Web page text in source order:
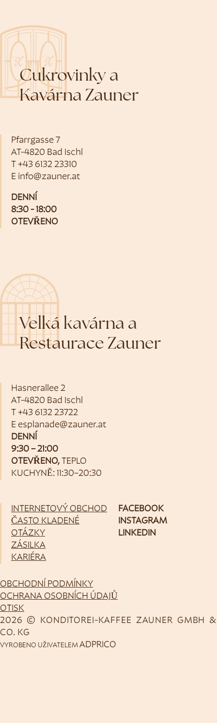
Cukrovinky a
Kavárna Zauner
Pfarrgasse 7
AT-4820 Bad Ischl
T +43 6132 23310
E info@zauner.at
DENNÍ
8:30 - 18:00
OTEVŘENO
Velká kavárna a
Restaurace Zauner
Hasnerallee 2
AT-4820 Bad Ischl
T +43 6132 23722
E esplanade@zauner.at
DENNÍ
9:30 – 21:00
OTEVŘENO, TEPLO
KUCHYNĚ: 11:30–20:30
INTERNETOVÝ OBCHOD
ČASTO KLADENÉ
OTÁZKY
ZÁSILKA
KARIÉRA
FACEBOOK
INSTAGRAM
LINKEDIN
2026 © KONDITOREI-KAFFEE ZAUNER GMBH &
CO. KG
OBCHODNÍ PODMÍNKY
OCHRANA OSOBNÍCH ÚDAJŮ
OTISK
VYROBENO UŽIVATELEM ADPRICO